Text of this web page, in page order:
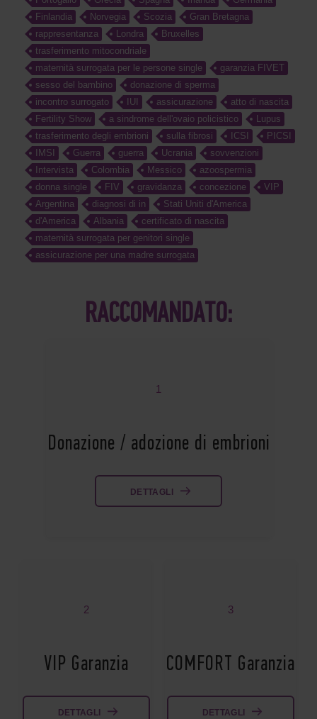
Finlandia
Norvegia Scozia
Gran Bretagna
rappresentanza
Londra
Bruxelles
trasferimento mitocondriale
maternità surrogata per le persone single
garanzia FIVET
sesso del bambino
donazione di sperma
incontro surrogato
IUI assicurazione
atto di nascita
Fertility Show
a sindrome dell'ovaio policistico
Lupus
trasferimento degli embrioni
sulla fibrosi ICSI
PICSI
IMSI
Guerra guerra Ucrania
sovvenzioni
Intervista
Colombia Messico
azoospermia
donna single
FIV gravidanza concezione
VIP
Argentina
diagnosi di in
Stati Uniti d'America
d'America
Albania
certificato di nascita
maternità surrogata per genitori single
assicurazione per una madre surrogata
RACCOMANDATO:
1
Donazione / adozione di embrioni
DETTAGLI
2
VIP Garanzia
DETTAGLI
3
COMFORT Garanzia
DETTAGLI